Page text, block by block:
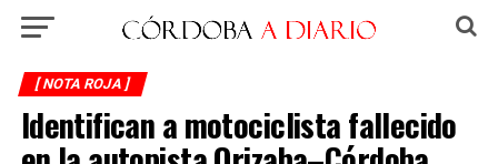
[ NOTA ROJA ]
Identifican a motociclista fallecido